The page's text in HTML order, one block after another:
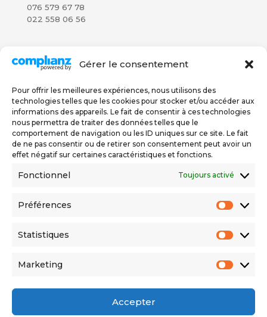
Gérer le consentement
Pour offrir les meilleures expériences, nous utilisons des
technologies telles que les cookies pour stocker et/ou accéder aux
informations des appareils. Le fait de consentir à ces technologies
nous permettra de traiter des données telles que le
comportement de navigation ou les ID uniques sur ce site. Le fait
de ne pas consentir ou de retirer son consentement peut avoir un
effet négatif sur certaines caractéristiques et fonctions.
Fonctionnel Toujours activé
Préférences
Statistiques
Marketing
Accepter
076 579 67 78
022 558 06 56
Politique de confidentialité
Swiss Food Academy
Association reconnue d'utilité publique et exonérée
d'impôts
IBANCH75 0900 0000 1440 4845 2
CCP14-404845-2